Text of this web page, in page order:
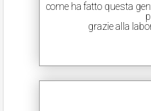
come ha fatto questa
grazie alla